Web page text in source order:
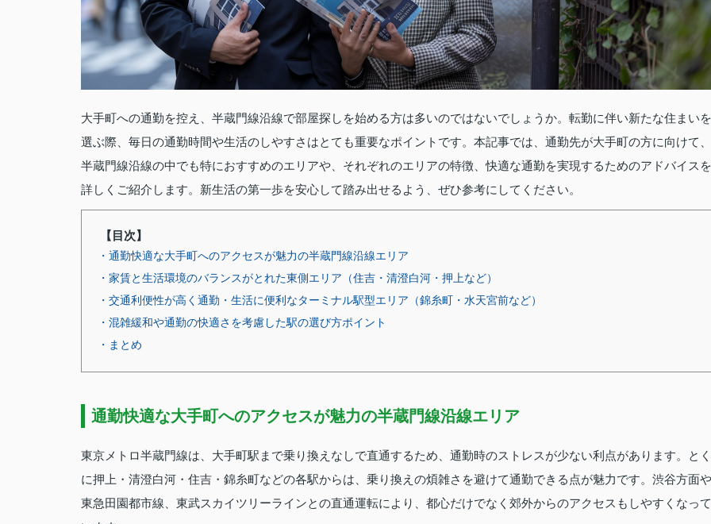
大手町への通勤を控え、半蔵門線沿線で部屋探しを始める方は多いのではないでしょうか。転勤に伴い新たな住まいを
選ぶ際、毎日の通勤時間や生活のしやすさはとても重要なポイントです。本記事では、通勤先が大手町の方に向けて、
半蔵門線沿線の中でも特におすすめのエリアや、それぞれのエリアの特徴、快適な通勤を実現するためのアドバイスを
詳しくご紹介します。新生活の第一歩を安心して踏み出せるよう、ぜひ参考にしてください。
【目次】
・通勤快適な大手町へのアクセスが魅力の半蔵門線沿線エリア
・家賃と生活環境のバランスがとれた東側エリア（住吉・清澄白河・押上など）
・交通利便性が高く通勤・生活に便利なターミナル駅型エリア（錦糸町・水天宮前など）
・混雑緩和や通勤の快適さを考慮した駅の選び方ポイント
・まとめ
通勤快適な大手町へのアクセスが魅力の半蔵門線沿線エリア
東京メトロ半蔵門線は、大手町駅まで乗り換えなしで直通するため、通勤時のストレスが少ない利点があります。とく
に押上・清澄白河・住吉・錦糸町などの各駅からは、乗り換えの煩雑さを避けて通勤できる点が魅力です。渋谷方面や
東急田園都市線、東武スカイツリーラインとの直通運転により、都心だけでなく郊外からのアクセスもしやすくなって